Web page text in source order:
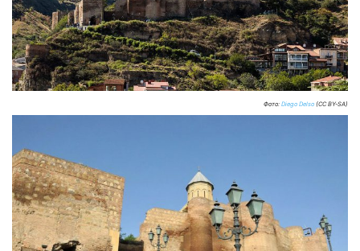
Фото: Diego Delso (CC BY-SA)